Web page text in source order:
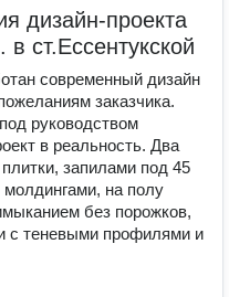
дизайн-проекта
ст.Ессентукской
современный дизайн
заказчика.
руководством
в реальность. Два
запилами под 45
молдингами, на полу
без порожков,
с теневыми профилями и